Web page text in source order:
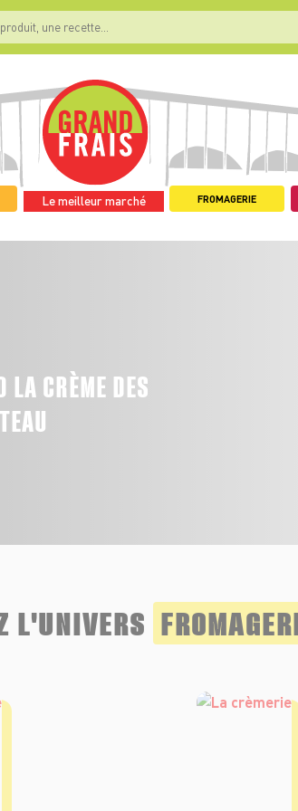
Le meilleur marché FROMAGERIE
LA CRÈME DES
L'UNIVERS